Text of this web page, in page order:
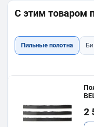
С этим товаром
Пильные полотна
2